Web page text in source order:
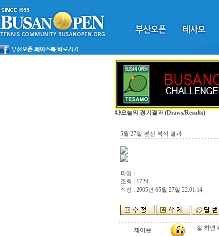
◎오늘의 경기결과 (Draws/Results)
5월 27일 본선 복식 결과
파일 :
조회 : 1724
작성 : 2005년 05월 27일 22:01:14
제이윤 잘 하면